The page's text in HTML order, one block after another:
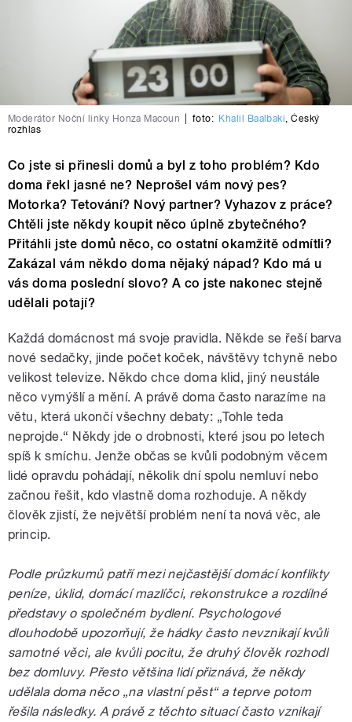
Moderátor Noční linky Honza Macoun foto: Khalil Baalbaki,Český
rozhlas
Co jste si přinesli domů a byl z toho problém? Kdo
doma řekl jasné ne? Neprošel vám nový pes?
Motorka? Tetování? Nový partner? Vyhazov z práce?
Chtěli jste někdy koupit něco úplně zbytečného?
Přitáhli jste domů něco, co ostatní okamžitě odmítli?
Zakázal vám někdo doma nějaký nápad? Kdo má u
vás doma poslední slovo? A co jste nakonec stejně
udělali potají?
Každá domácnost má svoje pravidla. Někde se řeší barva
nové sedačky, jinde počet koček, návštěvy tchyně nebo
velikost televize. Někdo chce doma klid, jiný neustále
něco vymýšlí a mění. A právě doma často narazíme na
větu, která ukončí všechny debaty: „Tohle teda
neprojde.“ Někdy jde o drobnosti, které jsou po letech
spíš k smíchu. Jenže občas se kvůli podobným věcem
lidé opravdu pohádají, několik dní spolu nemluví nebo
začnou řešit, kdo vlastně doma rozhoduje. A někdy
člověk zjistí, že největší problém není ta nová věc, ale
princip.
Podle průzkumů patří mezi nejčastější domácí konflikty
peníze, úklid, domácí mazlíčci, rekonstrukce a rozdílné
představy o společném bydlení. Psychologové
dlouhodobě upozorňují, že hádky často nevznikají kvůli
samotné věci, ale kvůli pocitu, že druhý člověk rozhodl
bez domluvy. Přesto většina lidí přiznává, že někdy
udělala doma něco „na vlastní pěst“ a teprve potom
řešila následky. A právě z těchto situací často vznikají